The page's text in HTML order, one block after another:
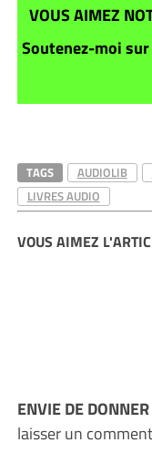
VOUS AIMEZ
Soutenez-moi
TAGS AUDIOLIB
LIVRES AUDIO
VOUS AIMEZ
ENVIE DE
laisser un